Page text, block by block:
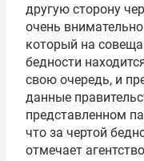
другую сторону
очень
который на
бедности
свою очередь, и
данные
представленном
что за чертой
отмечает